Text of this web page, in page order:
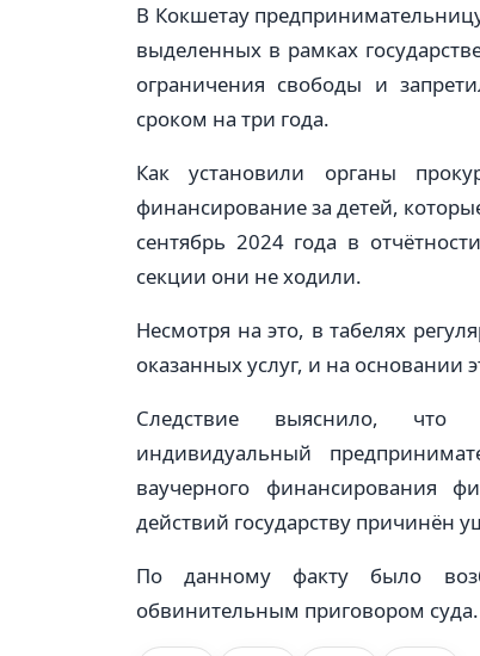
В Кокшетау
выделенных в рамках
ограничения свободы и
сроком на три года.
Как установили органы
финансирование за детей,
сентябрь 2024 года в
секции они не ходили.
Несмотря на это, в табелях
оказанных услуг, и на основании
Следствие выяснило, что
индивидуальный
ваучерного финансирования
действий государству причинён
По данному факту было
обвинительным приговором суда.